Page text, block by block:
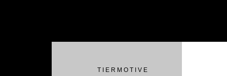
T I E R M O T I V E